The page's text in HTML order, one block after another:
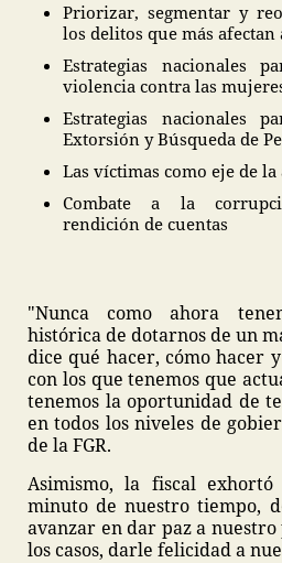
Priorizar, segmentar y
los delitos que más afectan
Estrategias nacionales
violencia contra las
Estrategias nacionales
Extorsión y Búsqueda de
Las víctimas como eje de la
Combate a la
rendición de cuentas
"Nunca como ahora
histórica de dotarnos de un
dice qué hacer, cómo hacer
con los que tenemos que
tenemos la oportunidad de
en todos los niveles de
de la FGR.
Asimismo, la fiscal
minuto de nuestro tiempo,
avanzar en dar paz a
los casos, darle felicidad a